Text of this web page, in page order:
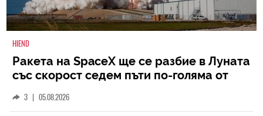
HIEND
Ракета на SpaceX ще се разбие в Луната
със скорост седем пъти по-голяма от
3 | 05.08.2026